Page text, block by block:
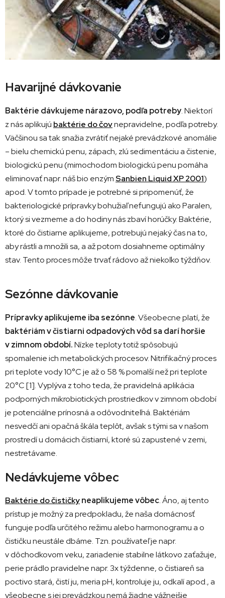
Havarijné dávkovanie
Baktérie dávkujeme nárazovo, podľa potreby. Niektorí
z nás aplikujú baktérie do čovnepravidelne, podľa potreby.
Väčšinou sa tak snažia zvrátiť nejaké prevádzkové anomálie
– bielu chemickú penu, zápach, zlú sedimentáciu a čistenie,
biologickú penu (mimochodom biologickú penu pomáha
eliminovať napr. náš bio enzýmSanbien Liquid XP 2001)
apod. V tomto prípade je potrebné si pripomenúť, že
bakteriologické prípravky bohužiaľ nefungujú ako Paralen,
ktorý si vezmeme a do hodiny nás zbaví horúčky. Baktérie,
ktoré do čistiarne aplikujeme, potrebujú nejaký čas na to,
aby rástli a množili sa, a až potom dosiahneme optimálny
stav. Tento proces môže trvať rádovo až niekoľko týždňov.
Sezónne dávkovanie
Prípravky aplikujeme iba sezónne. Všeobecne platí, že
baktériám v čistiarni odpadových vôd sa darí horšie
v zimnom období.Nízke teploty totiž spôsobujú
spomalenie ich metabolických procesov. Nitrifikačný proces
pri teplote vody 10°C je až o 58 % pomalší než pri teplote
20°C [1]. Vyplýva z toho teda, že pravidelná aplikácia
podporných mikrobiotických prostriedkov v zimnom období
je potenciálne prínosná a odôvodniteľná. Baktériám
nesvedčí ani opačná škála teplôt, avšak s tými sa v našom
prostredí u domácich čistiarní, ktoré sú zapustené v zemi,
nestretávame.
Nedávkujeme vôbec
Baktérie do čističkyneaplikujeme vôbec. Áno, aj tento
prístup je možný za predpokladu, že naša domácnosť
funguje podľa určitého režimu alebo harmonogramu a o
čističku neustále dbáme. Tzn. používateľ je napr.
v dôchodkovom veku, zariadenie stabilne látkovo zaťažuje,
perie prádlo pravidelne napr. 3x týždenne, o čistiareň sa
poctivo stará, čistí ju, meria pH, kontroluje ju, odkalí apod., a
všeobecne s jej prevádzkou nemá žiadne vážnejšie